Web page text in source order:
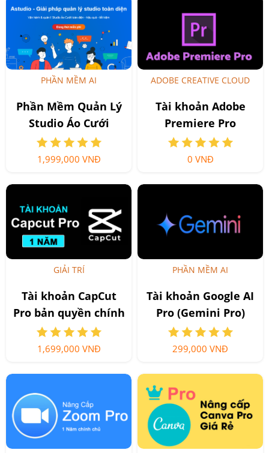
PHẦN MỀM AI
Phần Mềm Quản Lý
Studio Áo Cưới
Sadesign
1,999,000 VNĐ
ADOBE CREATIVE CLOUD
Tài khoản Adobe
Premiere Pro
0 VNĐ
GIẢI TRÍ
Tài khoản CapCut
Pro bản quyền chính
hãng
1,699,000 VNĐ
PHẦN MỀM AI
Tài khoản Google AI
Pro (Gemini Pro)
299,000 VNĐ